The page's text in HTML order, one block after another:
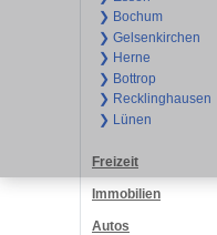
❯ Bochum
❯ Gelsenkirchen
❯ Herne
❯ Bottrop
❯ Recklinghausen
❯ Lünen
Freizeit
Immobilien
Autos